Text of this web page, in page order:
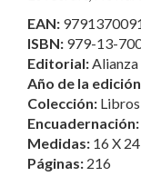
EAN:
ISBN: 979-13-
Editorial:
Año de la
Colección: Libros
Encuadernación:
Medidas: 16 X
Páginas: 216